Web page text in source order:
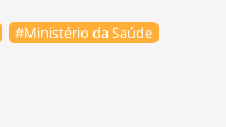
#Ministério da Saúde